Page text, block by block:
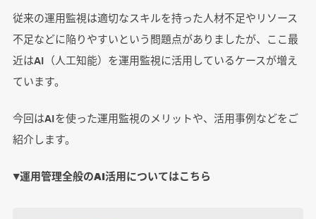
従来の運用監視は適切なスキルを持った人材不足やリソース
不足などに陥りやすいという問題点がありましたが、ここ最
近はAI（人工知能）を運用監視に活用しているケースが増え
ています。
今回はAIを使った運用監視のメリットや、活用事例などをご
紹介します。
▼運用管理全般のAI活用についてはこちら